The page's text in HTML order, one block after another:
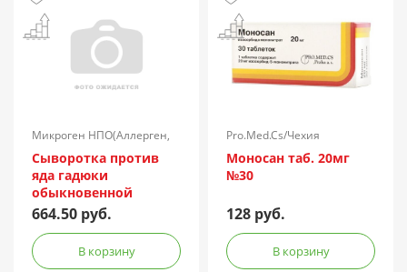
Микроген НПО(Аллерген,
г.Ставрополь)/Россия
Сыворотка против
яда гадюки
обыкновенной
лошадиная
очищенная
концентрированная
жидкая амп.(р-р д/
664.50 руб.
В корзину
Pro.Med.Cs/Чехия
Моносан таб. 20мг
№30
128 руб.
В корзину